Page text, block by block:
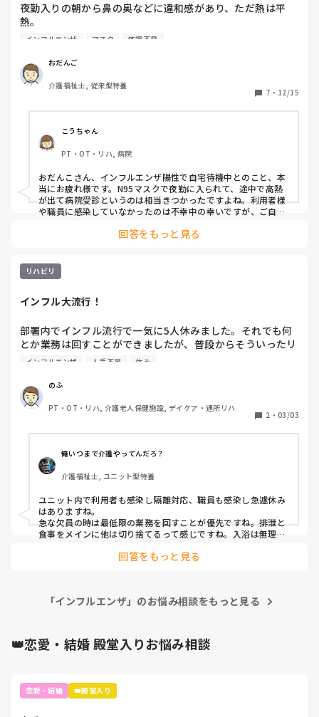
夜勤入りの朝から鼻の奥などに違和感があり、ただ熱は平
熱。
出勤し、念の為N95マスクで夜勤開始。
受診。しっかりインフルエンザ陽性。
それから出勤停止で自宅内隔離。３日目から微熱と頭痛が再
発で現在進行形で病気と戦闘中。
皆さんも気をつけて！
インフルエンザ マスク 体調不良
おだんご
介護福祉士, 従来型特養
7 ・ 12/15
こうちゃん
PT・OT・リハ, 病院
おだんこさん、インフルエンザ陽性で自宅待機中とのこと、本
当にお疲れ様です。N95マスクで夜勤に入られて、途中で高熱
が出て病院受診というのは相当きつかったですよね。利用者様
や職員に感染していなかったのは不幸中の幸いですが、ご自身
停止について、現在のガイドラインでは「発症後5日間かつ解
ため、より慎重な対応が求められます。CDCのガイドラインで
は、医療従事者は「熱が下がって24時間以上経過し、呼吸器症
だんこさんのように3日目に微熱と頭痛が再発している場合
理に復帰せず十分に休養を取ることが大切です。復帰のタイミ
ングは、解熱後2日経過していること、呼吸器症状(咳・鼻水・
のどの痛み)が軽快していること、全身倦怠感が改善しているこ
とを目安に、職場の産業医や上司と相談して決めるのが安全で
い☺️
回答をもっと見る
リハビリ
インフル大流行！
部署内でインフル流行で一気に5人休みました。それでも何
とか業務は回すことができましたが、普段からそういったリ
スクも考えながら業務をしないといけないなとつくづく思い
策とかを考えていますか？
インフルエンザ 人手不足 休み
のふ
PT・OT・リハ, 介護老人保健施設, デイケア・通所リハ
2 ・ 03/03
俺いつまで介護やってんだろ？
介護福祉士, ユニット型特養
ユニット内で利用者も感染し隔離対応、職員も感染し急遽休み
はありますね。
急な欠員の時は最低限の業務を回すことが優先ですね。排泄と
食事をメインに他は切り捨てるって感じですね。入浴は無理で
数いないとできないから、これは諦めてこっちに人を回そうと
うな対策は必須ですね。施設は利用者１人でも出れば拡大しま
すし、職員も移ります。N95マスクやガウンテクニックなど、
用するなど。
回答をもっと見る
「インフルエンザ」のお悩み相談をもっと見る
👑恋愛・結婚 殿堂入りお悩み相談
恋愛・結婚 👑殿堂入り